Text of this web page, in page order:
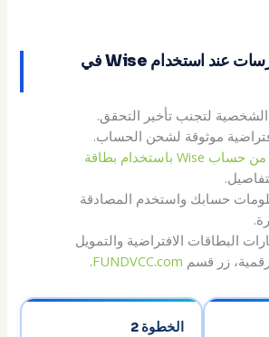
نصائح وأفضل ممارسات عند استخدام Wise في
لتجنب تأخير التحقق.
موثوقة لشحن الحساب.
خطوات التحقق من حساب Wise باستخدام بطاقة
حسابك واستخدم المصادقة
البطاقات الافتراضية والتمويل
زر قسم FUNDVCC.com
.
الخطوة 2